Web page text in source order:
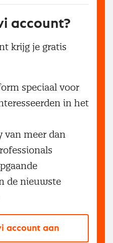
account?
krijg je gratis
speciaal voor
in het
van meer dan
de nieuwste
account aan